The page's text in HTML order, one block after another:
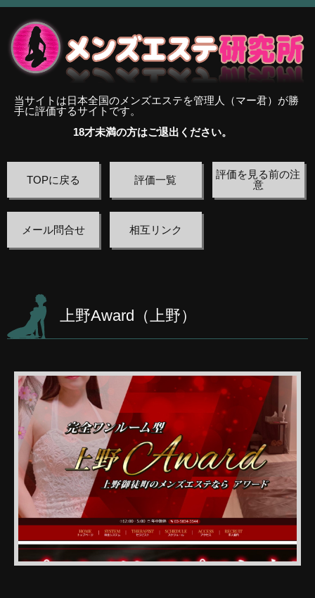
当サイトは日本全国のメンズエステを管理人（マー君）が勝
手に評価するサイトです。
18才未満の方はご退出ください。
TOPに戻る 評価一覧
評価を見る前の注
意
メール問合せ 相互リンク
上野Award（上野）